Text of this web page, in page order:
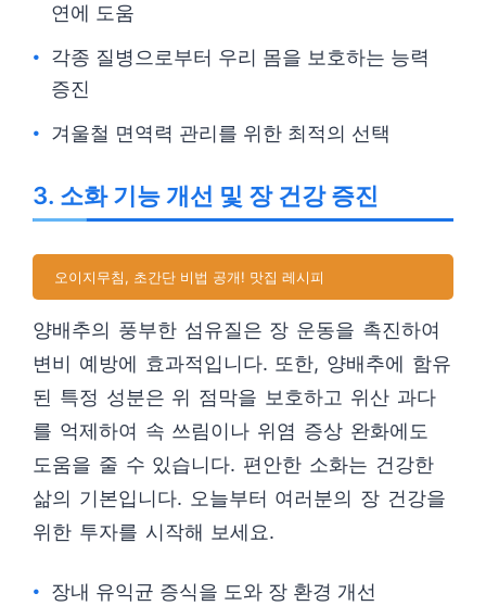
연에 도움
각종 질병으로부터 우리 몸을 보호하는 능력
증진
겨울철 면역력 관리를 위한 최적의 선택
3. 소화 기능 개선 및 장 건강 증진
오이지무침, 초간단 비법 공개! 맛집 레시피
양배추의 풍부한 섬유질은 장 운동을 촉진하여
변비 예방에 효과적입니다. 또한, 양배추에 함유
된 특정 성분은 위 점막을 보호하고 위산 과다
를 억제하여 속 쓰림이나 위염 증상 완화에도
도움을 줄 수 있습니다. 편안한 소화는 건강한
삶의 기본입니다. 오늘부터 여러분의 장 건강을
위한 투자를 시작해 보세요.
장내 유익균 증식을 도와 장 환경 개선